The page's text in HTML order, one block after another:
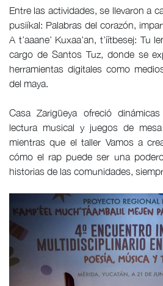
Entre las actividades, se llevaron a
pusiíkal: Palabras del corazón,
A t’aaane’ Kuxaa’an, t’íítbesej: Tu
cargo de Santos Tuz, donde se
herramientas digitales como
del maya.
Casa Zarigüeya ofreció
lectura musical y juegos de
mientras que el taller Vamos a
cómo el rap puede ser una
historias de las comunidades,